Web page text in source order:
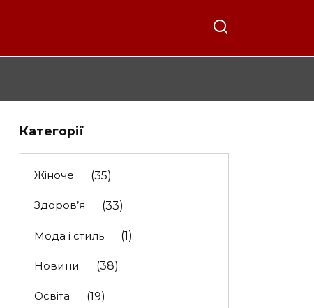
Категорії
Жіноче (35)
Здоров’я (33)
Мода і стиль (1)
Новини (38)
Освіта (19)